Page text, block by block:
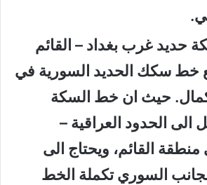
غرب بغداد – القائم
مع خط سكك الحديد السورية في
حيث ان خط السكة
الى الحدود العراقية –
القائم، ويحتاج الى
السوري تكملة الخط